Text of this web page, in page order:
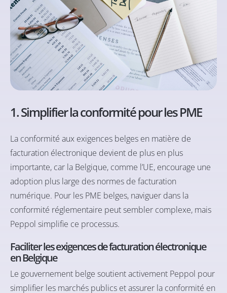
1. Simplifier la conformité pour les PME
La conformité aux exigences belges en matière de
facturation électronique devient de plus en plus
importante, car la Belgique, comme l’UE, encourage une
adoption plus large des normes de facturation
numérique. Pour les PME belges, naviguer dans la
conformité réglementaire peut sembler complexe, mais
Peppol simplifie ce processus.
Faciliter les exigences de facturation électronique
en Belgique
Le gouvernement belge soutient activement Peppol pour
simplifier les marchés publics et assurer la conformité en